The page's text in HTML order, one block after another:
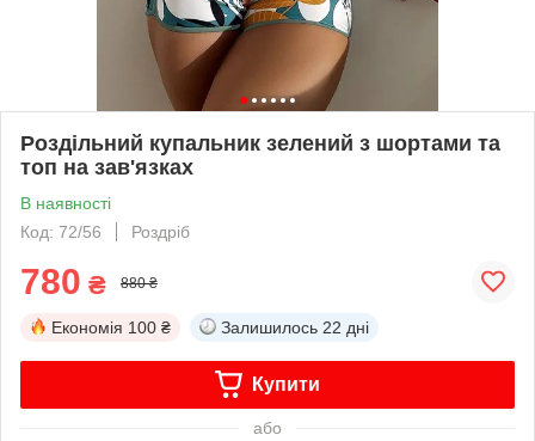
Роздільний купальник зелений з шортами та
топ на зав'язках
В наявності
Код: 72/56
Роздріб
780 ₴ 880 ₴
Економія 100 ₴ Залишилось 22 дні
Купити
або